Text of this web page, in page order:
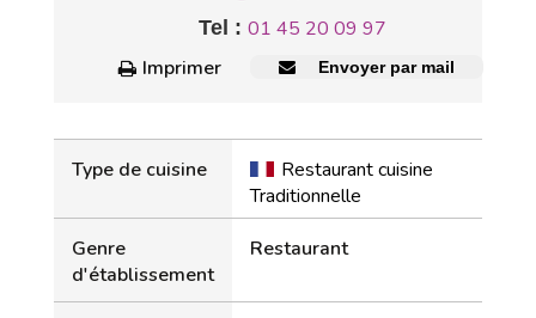
Tel : 01 45 20 09 97
Imprimer
Envoyer par mail
Type de cuisine
Restaurant cuisine
Traditionnelle
Genre
d'établissement
Restaurant